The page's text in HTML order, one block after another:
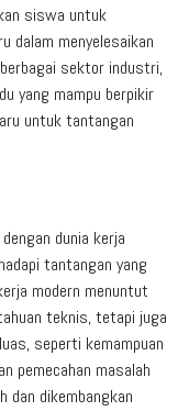
siswa untuk
dalam menyelesaikan
sektor industri,
yang mampu berpikir
untuk tantangan
dunia kerja
tantangan yang
modern menuntut
teknis, tetapi juga
seperti kemampuan
pemecahan masalah
dan dikembangkan